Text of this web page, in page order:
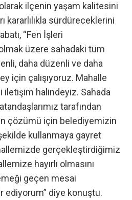
ilçenin yaşam kalitesini
kararlılıkla sürdüreceklerini
“Fen İşleri
üzere sahadaki tüm
daha düzenli ve daha
için çalışıyoruz. Mahalle
iletişim halindeyiz. Sahada
tarafından
çözümü için belediyemizin
kullanmaya gayret
gerçekleştirdiğimiz
hayırlı olmasını
geçen mesai
ediyorum” diye konuştu.